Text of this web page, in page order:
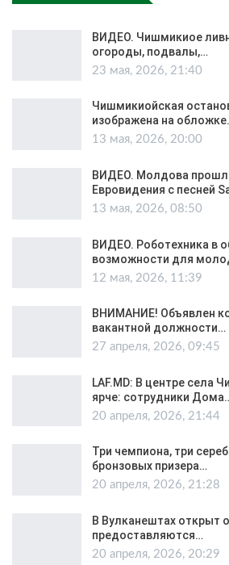
ВИДЕО. Чишмикиое
огороды, подвалы,…
23 мая, 2026, 21:40
Чишмикиойская
изображена на
13 мая, 2026, 20:00
ВИДЕО. Молдова
Евровидения с песней
13 мая, 2026, 08:50
ВИДЕО. Роботехника в
возможности для
12 мая, 2026, 11:39
ВНИМАНИЕ! Объявлен
вакантной должности…
27 апреля, 2026, 09:45
LAF.MD: В центре села
ярче: сотрудники
20 апреля, 2026, 21:44
Три чемпиона, три
бронзовых призера…
20 апреля, 2026, 21:28
В Вулканештах открыт
предоставляются…
20 апреля, 2026, 20:29